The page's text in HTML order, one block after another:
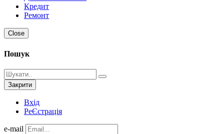
Кредит
Ремонт
Close
Пошук
Закрити
Вхід
РеЄстрація
e-mail